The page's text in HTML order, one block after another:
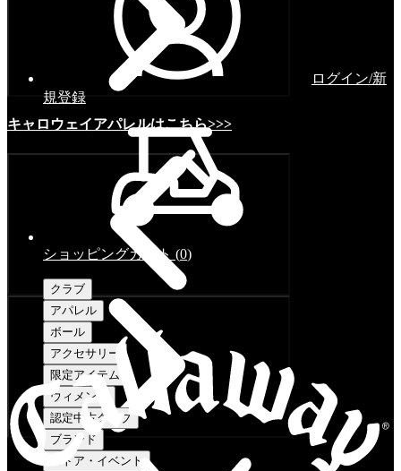
キャロウェイアパレルはこちら>>>
ログイン/新
規登録
ショッピングカート (0)
クラブ
アパレル
ボール
アクセサリー
限定アイテム
ウィメンズ
認定中古クラブ
ブランド
ストア・イベント